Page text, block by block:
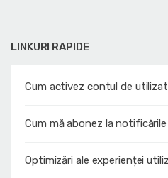
LINKURI RAPIDE
Cum activez contul de
Cum mă abonez la
Optimizări ale experienței